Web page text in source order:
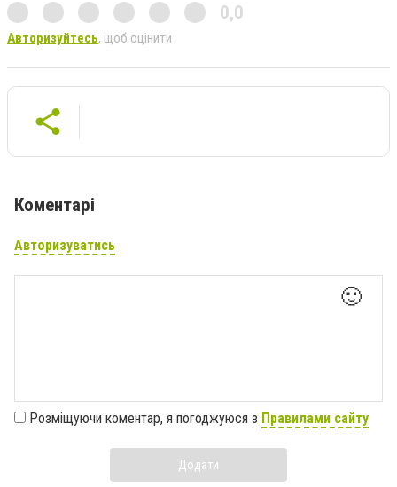
0,0
Авторизуйтесь, щоб оцінити
Коментарі
Авторизуватись
🙂
Розміщуючи коментар, я погоджуюся з Правилами сайту
Додати